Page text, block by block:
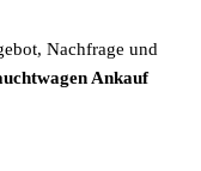
Nachfrage und
Ankauf